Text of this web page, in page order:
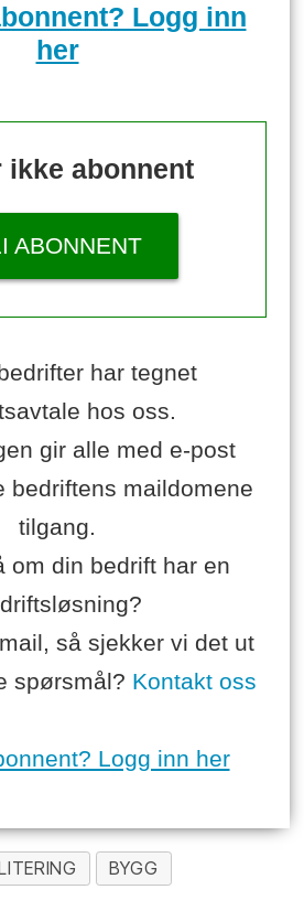
Logg inn
her
ikke abonnent
ABONNENT
har tegnet
hos oss.
gir alle med e-post
bedriftens maildomene
tilgang.
om din bedrift har en
så sjekker vi det ut
spørsmål? Kontakt oss
Logg inn her
BYGG